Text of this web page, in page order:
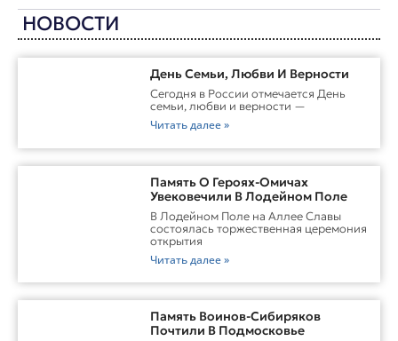
НОВОСТИ
День Семьи, Любви И Верности
Сегодня в России отмечается День
семьи, любви и верности —
Читать далее »
Память О Героях-Омичах
Увековечили В Лодейном Поле
В Лодейном Поле на Аллее Славы
состоялась торжественная церемония
открытия
Читать далее »
Память Воинов-Сибиряков
Почтили В Подмосковье